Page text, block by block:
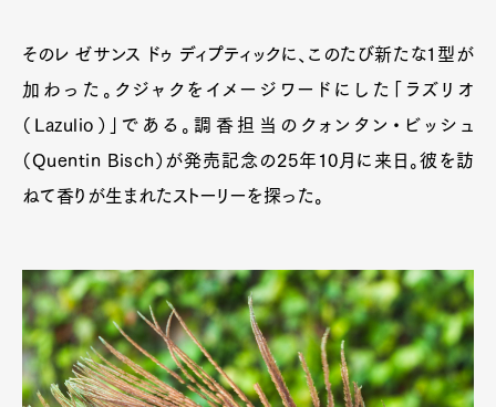
そのレ ゼサンス ドゥ ディプティックに、このたび新たな1型が
加わった。クジャクをイメージワードにした「ラズリオ
（Lazulio）」である。調香担当のクォンタン・ビッシュ
（Quentin Bisch）が発売記念の25年10月に来日。彼を訪
ねて香りが生まれたストーリーを探った。